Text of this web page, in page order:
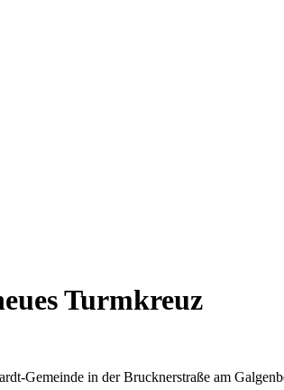
Turmkreuz
Gemeinde in der Brucknerstraße am